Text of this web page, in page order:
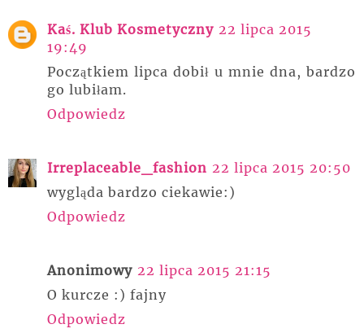
Kaś. Klub Kosmetyczny 22 lipca 2015
19:49
Początkiem lipca dobił u mnie dna, bardzo
go lubiłam.
Odpowiedz
Irreplaceable_fashion 22 lipca 2015 20:50
wygląda bardzo ciekawie:)
Odpowiedz
Anonimowy 22 lipca 2015 21:15
O kurcze :) fajny
Odpowiedz